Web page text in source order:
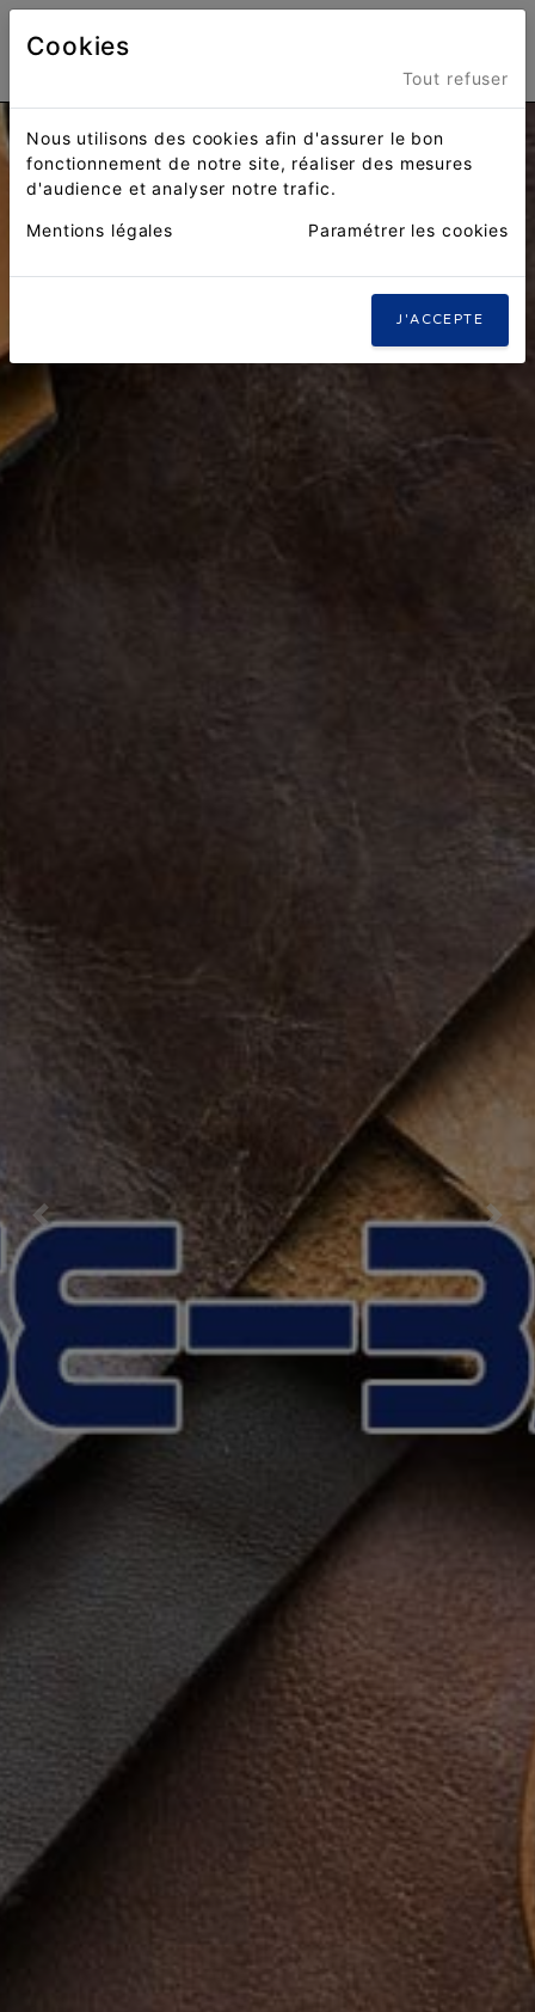
Previous Next
Cookies
Tout refuser
Nous utilisons des cookies afin d'assurer le bon
fonctionnement de notre site, réaliser des mesures
d'audience et analyser notre trafic.
Mentions légales Paramétrer les cookies
J'ACCEPTE